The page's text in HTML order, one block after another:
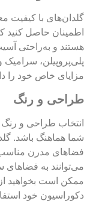
گلدان‌های با کیفیت
اطمینان حاصل کنید
هستند و به‌راحتی
پلی‌پروپیلن،
مزایای خاص خود را
طراحی و رنگ
انتخاب طراحی و رنگ
شما هماهنگ باشد.
فضاهای مدرن
می‌توانند به فضاهای
ممکن است بخواهید
دکوراسیون خود